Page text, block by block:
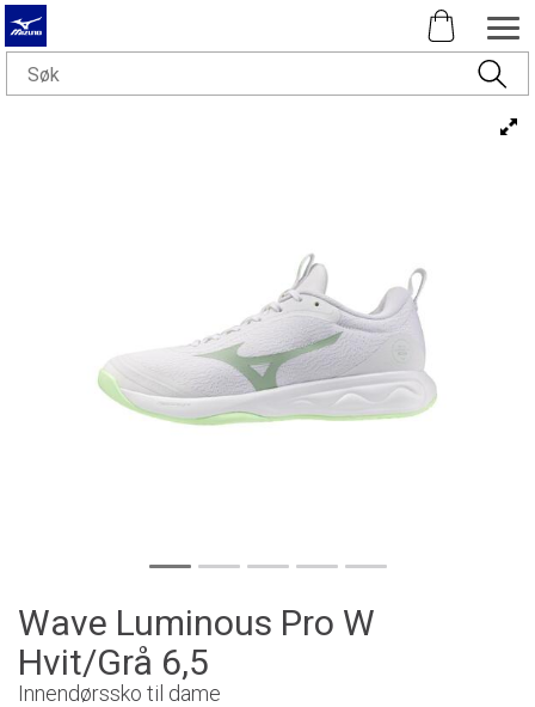
Wave Luminous Pro W
Hvit/Grå 6,5
Innendørssko til dame